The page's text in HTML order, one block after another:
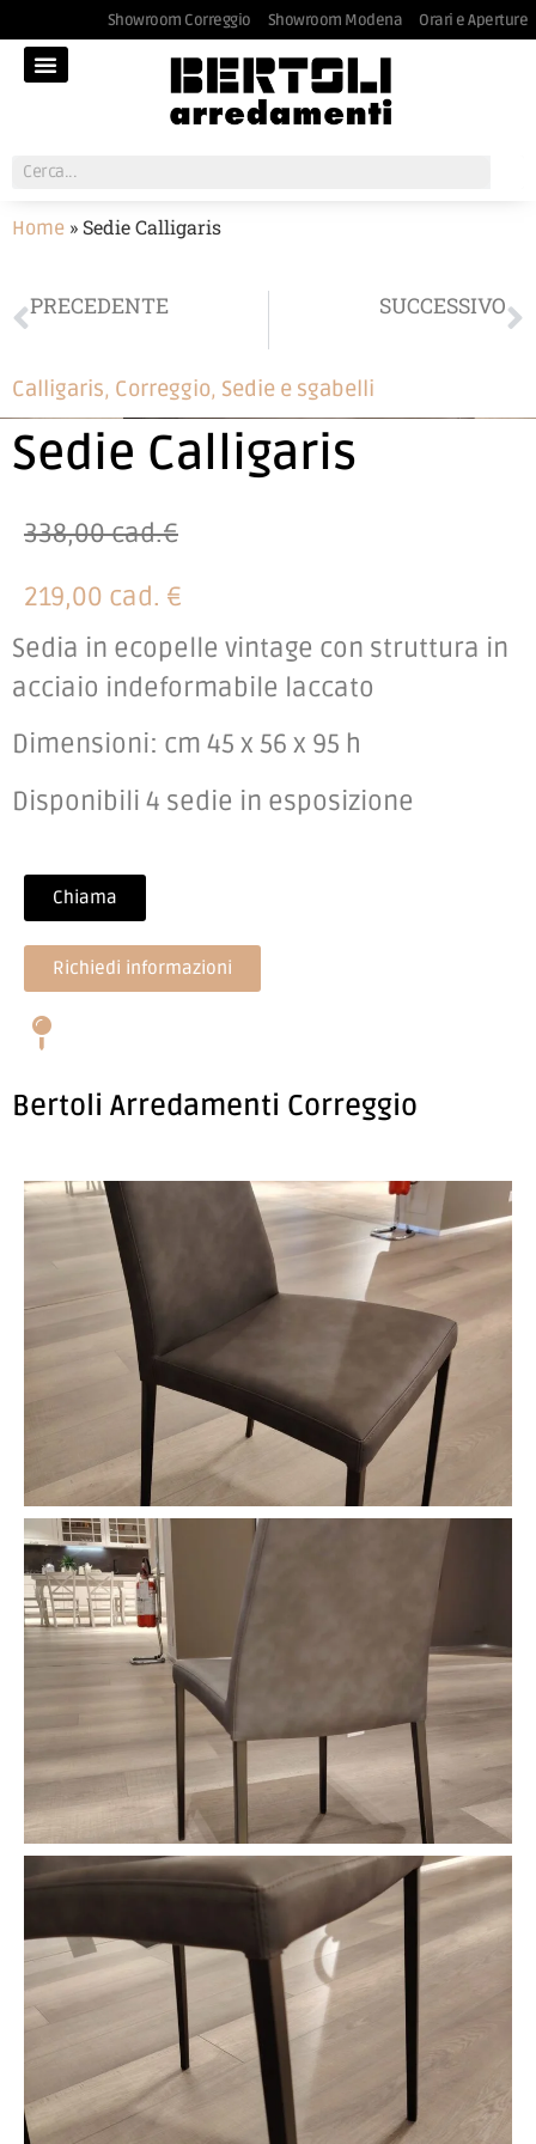
Showroom Correggio Showroom Modena Orari e Aperture
Home » Sedie Calligaris
PRECEDENTE SUCCESSIVO
Calligaris, Correggio, Sedie e sgabelli
Sedie Calligaris
338,00 cad.€
219,00 cad. €
Sedia in ecopelle vintage con struttura in
acciaio indeformabile laccato
Dimensioni: cm 45 x 56 x 95 h
Disponibili 4 sedie in esposizione
Chiama
Richiedi informazioni
Bertoli Arredamenti Correggio